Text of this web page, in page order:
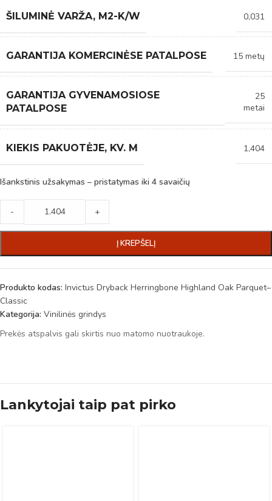
ŠILUMINĖ VARŽA, M2-K/W 0,031
GARANTIJA KOMERCINĖSE PATALPOSE 15 metų
GARANTIJA GYVENAMOSIOSE
PATALPOSE
25
metai
KIEKIS PAKUOTĖJE, KV. M 1,404
Išankstinis užsakymas – pristatymas iki 4 savaičių
- +
Į KREPŠELĮ
Produkto kodas: Invictus Dryback Herringbone Highland Oak Parquet–
Classic
Kategorija: Vinilinės grindys
Prekės atspalvis gali skirtis nuo matomo nuotraukoje.
Lankytojai taip pat pirko